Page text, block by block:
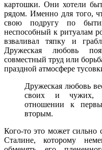
картошки. Они хотели
рядом. Именно для того,
свою подругу по
неспособный к ритуалам
взваливал тяпку и
Дружеская любовь
совместный труд или
праздной атмосфере
Дружеская любовь
своих и чужих,
отношении к
вторым.
Кого-то это может сильно
Сталине, которому